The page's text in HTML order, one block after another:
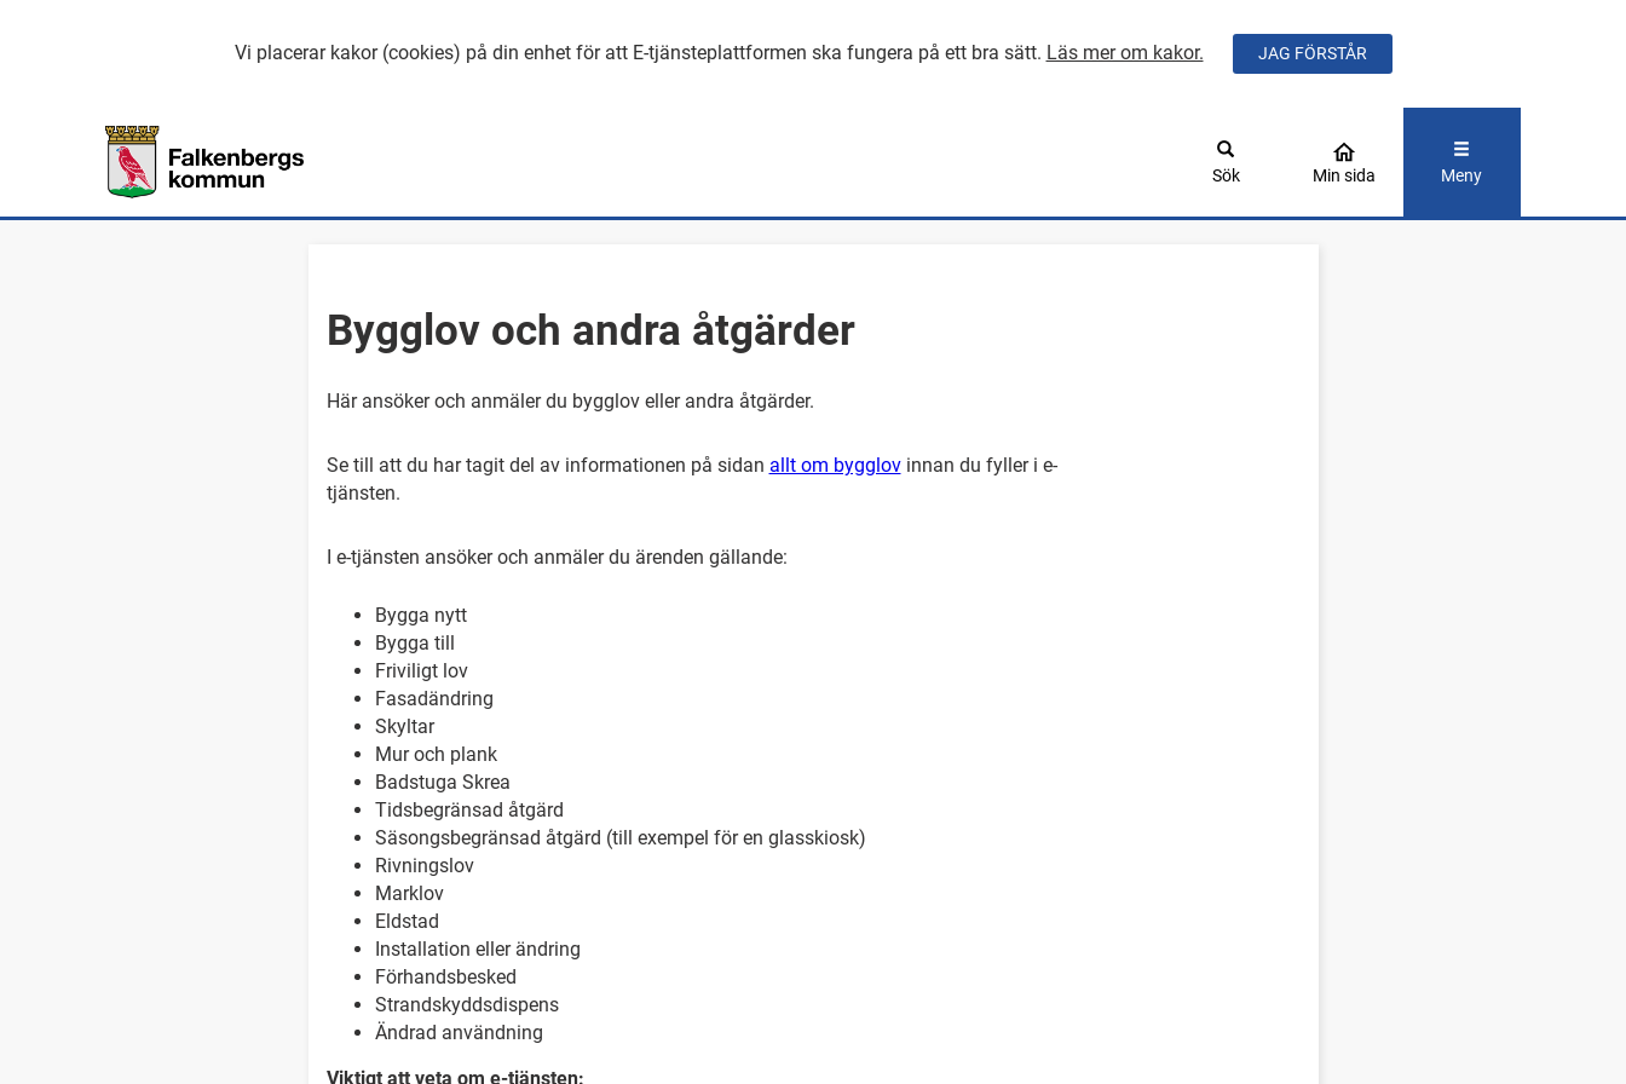
Vi placerar kakor (cookies) på din enhet för att E-tjänsteplattformen ska fungera på ett bra sätt. Läs mer om kakor. JAG FÖRSTÅR
Sök Min sida Meny
Bygglov och andra åtgärder
Här ansöker och anmäler du bygglov eller andra åtgärder.
Se till att du har tagit del av informationen på sidan allt om bygglovinnan du fyller i e-
tjänsten.
I e-tjänsten ansöker och anmäler du ärenden gällande:
Bygga nytt
Bygga till
Friviligt lov
Fasadändring
Skyltar
Mur och plank
Badstuga Skrea
Tidsbegränsad åtgärd
Säsongsbegränsad åtgärd (till exempel för en glasskiosk)
Rivningslov
Marklov
Eldstad
Installation eller ändring
Förhandsbesked
Strandskyddsdispens
Ändrad användning
Viktigt att veta om e-tjänsten: